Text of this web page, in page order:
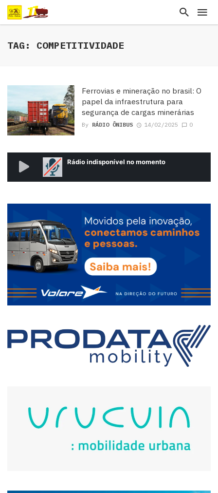
TAG: COMPETITIVIDADE
Ferrovias e mineração no brasil: O
papel da infraestrutura para
segurança de cargas minerárias
By RÁDIO ÔNIBUS 14/02/2025 0